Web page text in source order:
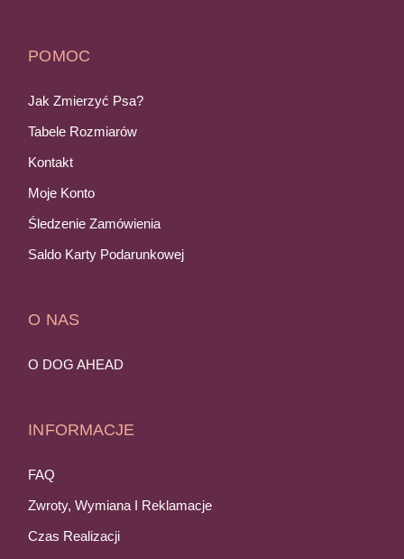
POMOC
Jak Zmierzyć Psa?
Tabele Rozmiarów
Kontakt
Moje Konto
Śledzenie Zamówienia
Saldo Karty Podarunkowej
O NAS
O DOG AHEAD
INFORMACJE
FAQ
Zwroty, Wymiana I Reklamacje
Czas Realizacji